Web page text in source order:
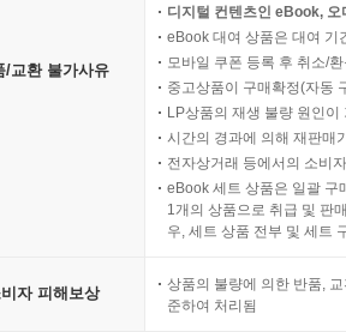
/교환 불가사유
디지털 컨텐츠인 eBook,
eBook 대여 상품은 대여 기
모바일 쿠폰 등록 후 취소/
중고상품이 구매확정(자동
LP상품의 재생 불량 원인
시간의 경과에 의해 재판매
전자상거래 등에서의 소비
eBook 세트 상품은 일괄 구
1개의 상품으로 취급 및 판
우, 세트 상품 전부 및 세트
자 피해보상
상품의 불량에 의한 반품,
준하여 처리됨